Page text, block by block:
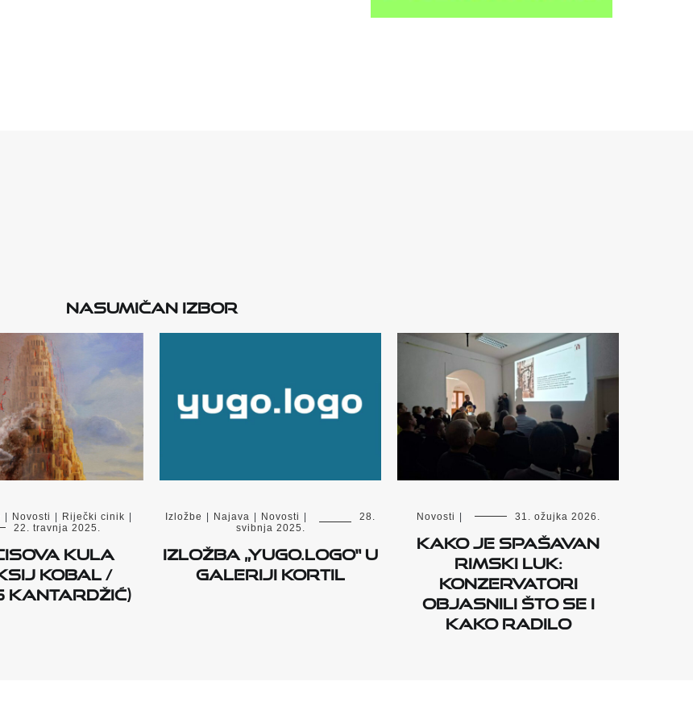
Nasumičan izbor
Novosti Riječki cinik
22. travnja 2025.
kula
Kobal /
Kantardžić)
Izložbe Najava Novosti
28.
svibnja 2025.
Izložba „Yugo.Logo“ u
Galeriji Kortil
Novosti 31. ožujka 2026.
Kako je spašavan
Rimski luk:
konzervatori
objasnili što se i
kako radilo